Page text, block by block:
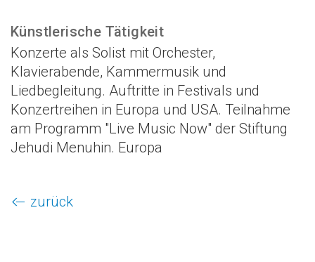
Künstlerische Tätigkeit
Konzerte als Solist mit Orchester,
Klavierabende, Kammermusik und
Liedbegleitung. Auftritte in Festivals und
Konzertreihen in Europa und USA. Teilnahme
am Programm "Live Music Now" der Stiftung
Jehudi Menuhin. Europa
zurück